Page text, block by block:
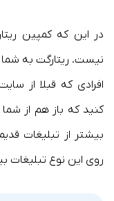
در این که کمپین
نیست. ریتارگت به شما
افرادی که قبلا از
بیشتر از تبلیغات
روی این نوع تبلیغات